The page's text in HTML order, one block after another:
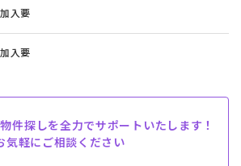
加入要
加入要
件探しを全力でサポートいたします！
気軽にご相談ください